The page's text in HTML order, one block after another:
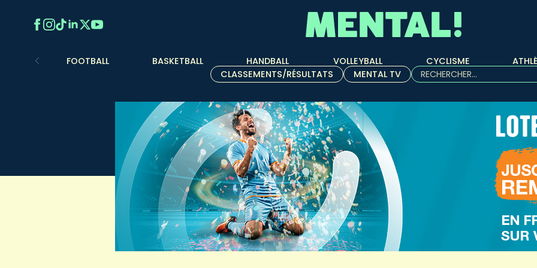
FOOTBALL BASKETBALL HANDBALL VOLLEYBALL CYCLISME
CLASSEMENTS/RÉSULTATS
MENTAL TV
Rechercher :